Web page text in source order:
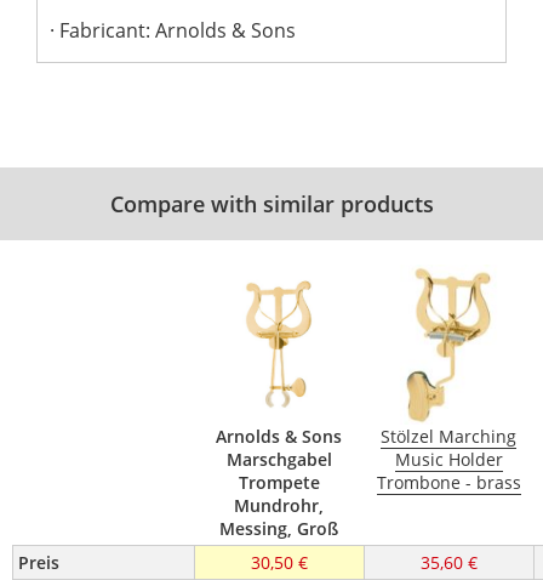
Fabricant: Arnolds & Sons
Compare with similar products
Arnolds & Sons
Marschgabel
Trompete
Mundrohr,
Messing, Groß
Stölzel Marching
Music Holder
Trombone - brass
Preis 30,50 €
35,60 €